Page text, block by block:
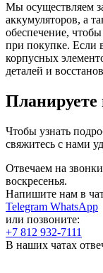
Мы осуществляем
аккумуляторов, а
обеспечение,
при покупке. Если
корпусных
деталей и
Планируете
Чтобы узнать
свяжитесь с нами
Отвечаем на
воскресенья.
Напишите нам в
Telegram WhatsApp
или позвоните:
+7 812 932-7111
В наших чатах